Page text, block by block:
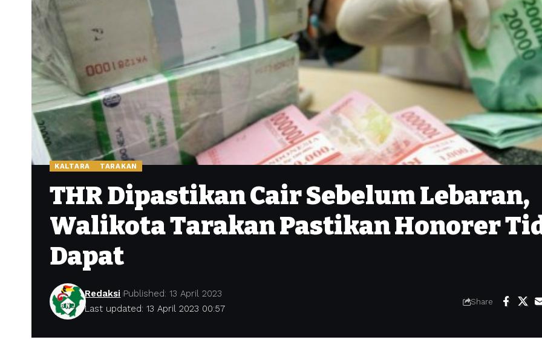
KALTARA TARAKAN
THR Dipastikan Cair Sebelum Lebaran,
Walikota Tarakan Pastikan Honorer
Dapat
Last updated: 13 April 2023 00:57
Redaksi Published: 13 April 2023
Share